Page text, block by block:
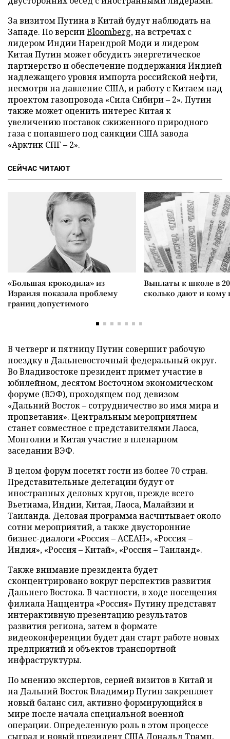
За визитом Путина в Китай будут наблюдать на
Западе. По версииBloomberg, на встречах с
лидером Индии Нарендрой Моди и лидером
Китая Путин может обсудить энергетическое
партнерство и обеспечение поддержания Индией
надлежащего уровня импорта российской нефти,
несмотря на давление США, и работу с Китаем над
проектом газопровода «Сила Сибири – 2». Путин
также может оценить интерес Китая к
увеличению поставок сжиженного природного
газа с попавшего под санкции США завода
«Арктик СПГ – 2».
СЕЙЧАС ЧИТАЮТ
«Большая крокодила» из
Израиля показала проблему
границ допустимого
Выплаты к школе в
сколько дают и
В четверг и пятницу Путин совершит рабочую
поездку в Дальневосточный федеральный округ.
Во Владивостоке президент примет участие в
юбилейном, десятом Восточном экономическом
форуме (ВЭФ), проходящем под девизом
«Дальний Восток – сотрудничество во имя мира и
процветания». Центральным мероприятием
станет совместное с представителями Лаоса,
Монголии и Китая участие в пленарном
заседании ВЭФ.
В целом форум посетят гости из более 70 стран.
Представительные делегации будут от
иностранных деловых кругов, прежде всего
Вьетнама, Индии, Китая, Лаоса, Малайзии и
Таиланда. Деловая программа насчитывает около
сотни мероприятий, а также двусторонние
бизнес-диалоги «Россия – АСЕАН», «Россия –
Индия», «Россия – Китай», «Россия – Таиланд».
Также внимание президента будет
сконцентрировано вокруг перспектив развития
Дальнего Востока. В частности, в ходе посещения
филиала Наццентра «Россия» Путину представят
интерактивную презентацию результатов
развития региона, затем в формате
видеоконференции будет дан старт работе новых
предприятий и объектов транспортной
инфраструктуры.
По мнению экспертов, серией визитов в Китай и
на Дальний Восток Владимир Путин закрепляет
новый баланс сил, активно формирующийся в
мире после начала специальной военной
операции. Определенную роль в этом процессе
сыграл и новый президент США Дональд Трамп,